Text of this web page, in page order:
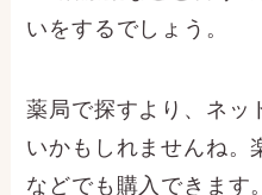
いをするでしょう。
薬局で探すより、ネッ
いかもしれませんね
などでも購入できます。